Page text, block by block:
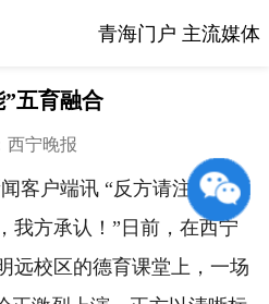
青海门户 主流媒体
五育融合
西宁晚报
户端讯 “反方请注意！药
我方承认！”日前，在西宁
远校区的德育课堂上，一场